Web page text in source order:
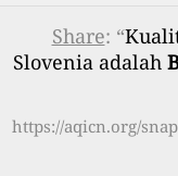
Share: “
Slovenia adalah
https://aqicn.org/